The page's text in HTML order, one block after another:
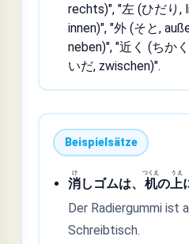
rechts)", "左 (ひだり,
innen)", "外 (そと,
neben)", "近く (ちか
いだ, zwischen)".
Beispielsätze
消
け
しゴムは、 机
つくえ
の上
うえ
Der Radiergummi ist
Schreibtisch.